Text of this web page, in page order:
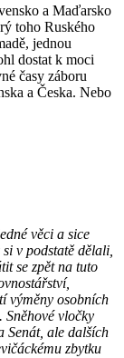
a Maďarsko
toho Ruského
jednou
dostat k moci
časy záboru
a Česka. Nebo
věci a sice
v podstatě dělali,
se zpět na tuto
výměny osobních
Sněhové vločky
Senát, ale dalších
zbytku